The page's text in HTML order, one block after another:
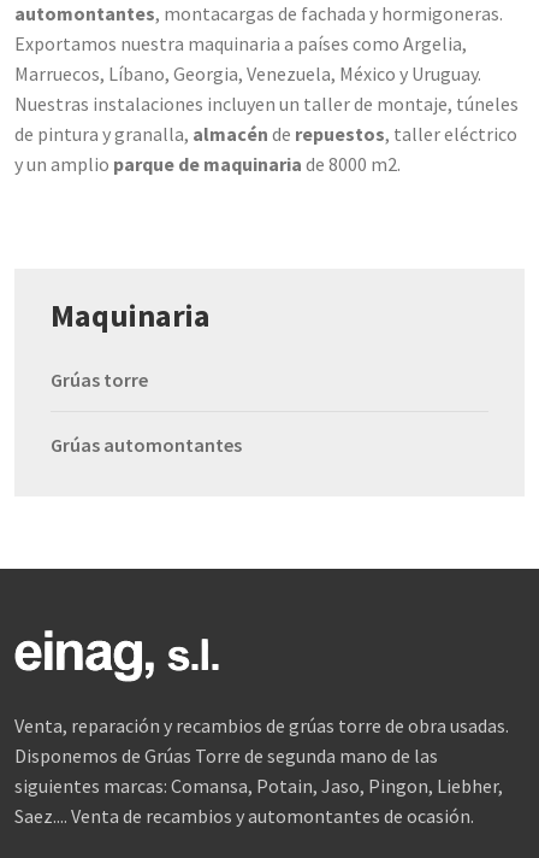
Maquinaria
Grúas torre
Grúas automontantes
automontantes, montacargas de fachada y hormigoneras.
Exportamos nuestra maquinaria a países como Argelia,
Marruecos, Líbano, Georgia, Venezuela, México y Uruguay.
Nuestras instalaciones incluyen un taller de montaje, túneles
de pintura y granalla, almacén de repuestos, taller eléctrico
y un amplio parque de maquinaria de 8000 m2.
Venta, reparación y recambios de grúas torre de obra usadas.
Disponemos de Grúas Torre de segunda mano de las
siguientes marcas: Comansa, Potain, Jaso, Pingon, Liebher,
Saez.... Venta de recambios y automontantes de ocasión.